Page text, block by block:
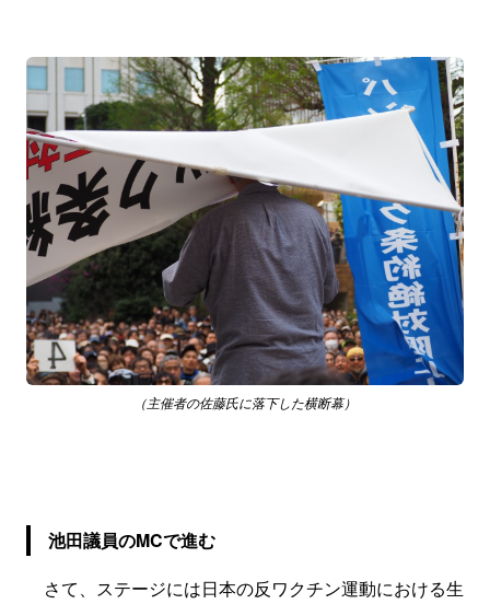
（主催者の佐藤氏に落下した横断幕）
池田議員のMCで進む
さて、ステージには日本の反ワクチン運動における生